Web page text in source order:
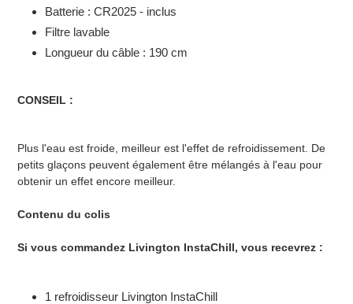
Batterie : CR2025 - inclus
Filtre lavable
Longueur du câble : 190 cm
CONSEIL :
Plus l'eau est froide, meilleur est l'effet de refroidissement. De
petits glaçons peuvent également être mélangés à l'eau pour
obtenir un effet encore meilleur.
Contenu du colis
Si vous commandez Livington InstaChill, vous recevrez :
1 refroidisseur Livington InstaChill